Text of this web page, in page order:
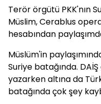
Terör örgütü PKK'nın
Müslim, Cerablus
hesabından
Müslüm'in
Suriye batağında.
yazarken altına da
batağında çok şey